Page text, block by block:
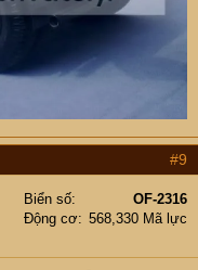
#9
Biển số
OF-2316
Động cơ
568,330 Mã lực